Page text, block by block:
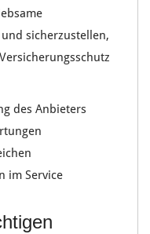
sicherzustellen,
Versicherungsschutz
des Anbieters
im Service